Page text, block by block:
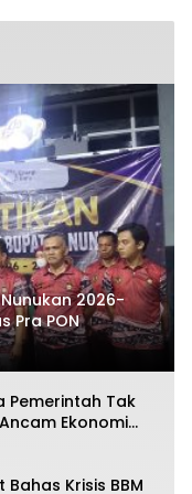
2026-
Pra PON
Pemerintah Tak
Ekonomi
Bahas Krisis BBM